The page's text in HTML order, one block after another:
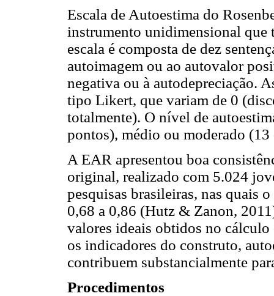
Escala de Autoestima do
instrumento unidimensional que
escala é composta de dez
autoimagem ou ao autovalor
negativa ou à autodepreciação.
tipo Likert, que variam de 0
totalmente). O nível de
pontos), médio ou moderado
A EAR apresentou boa
original, realizado com 5.024
pesquisas brasileiras, nas quais
0,68 a 0,86 (Hutz & Zanon,
valores ideais obtidos no
os indicadores do construto,
contribuem substancialmente
Procedimentos